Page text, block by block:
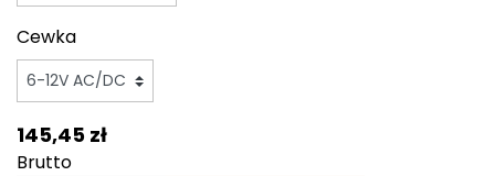
Cewka
145,45 zł
Brutto